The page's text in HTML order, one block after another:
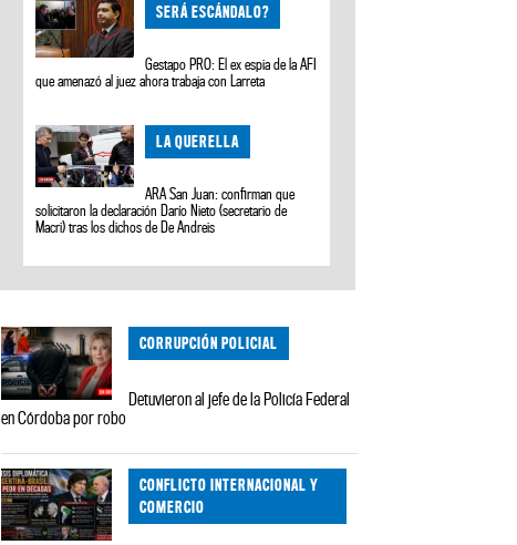
SERÁ ESCÁNDALO?
Gestapo PRO: El ex espia de la AFI
que amenazó al juez ahora trabaja con Larreta
LA QUERELLA
ARA San Juan: confirman que
solicitaron la declaración Darío Nieto (secretario de
Macri) tras los dichos de De Andreis
CORRUPCIÓN POLICIAL
Detuvieron al jefe de la Policía Federal
en Córdoba por robo
CONFLICTO INTERNACIONAL Y
COMERCIO